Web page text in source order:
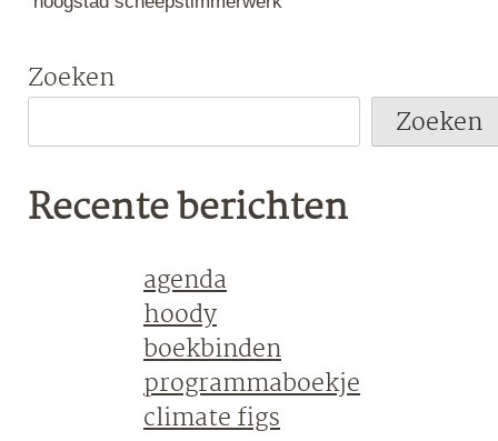
Zoeken
Zoeken
Recente berichten
agenda
hoody
boekbinden
programmaboekje
climate figs